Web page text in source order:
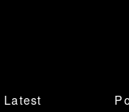
Latest